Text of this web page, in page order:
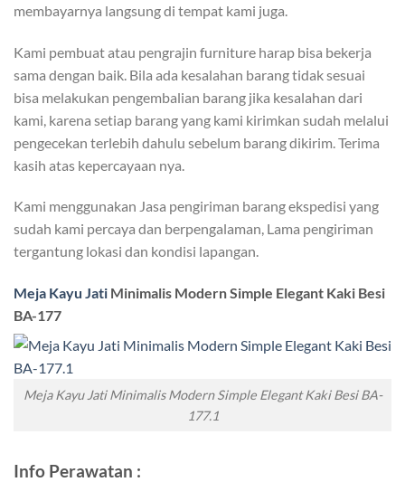
membayarnya langsung di tempat kami juga.
Kami pembuat atau pengrajin furniture harap bisa bekerja
sama dengan baik. Bila ada kesalahan barang tidak sesuai
bisa melakukan pengembalian barang jika kesalahan dari
kami, karena setiap barang yang kami kirimkan sudah melalui
pengecekan terlebih dahulu sebelum barang dikirim. Terima
kasih atas kepercayaan nya.
Kami menggunakan Jasa pengiriman barang ekspedisi yang
sudah kami percaya dan berpengalaman, Lama pengiriman
tergantung lokasi dan kondisi lapangan.
Meja Kayu Jati Minimalis Modern Simple Elegant Kaki Besi
BA-177
Meja Kayu Jati Minimalis Modern Simple Elegant Kaki Besi BA-
177.1
Info Perawatan :